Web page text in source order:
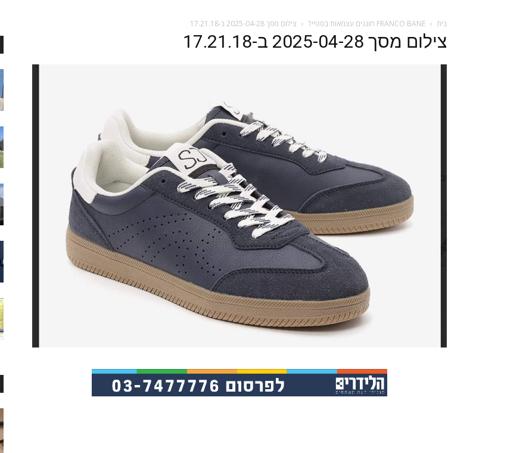
בית FRANCO BANE חוגגים עצמאות בסטייל צילום מסך 2025-04-28 ב-17.21.18
צילום מסך 2025-04-28 ב-17.21.18